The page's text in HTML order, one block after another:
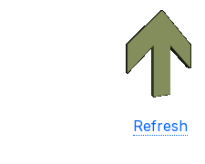
Refresh